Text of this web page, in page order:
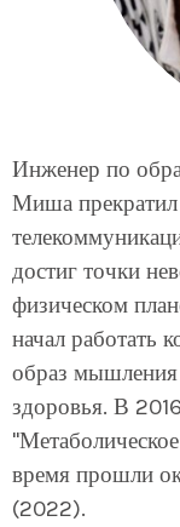
Инженер по
Миша прекратил
достиг точки
физическом
начал работать
образ мышления
здоровья. В
время прошли
(2022).